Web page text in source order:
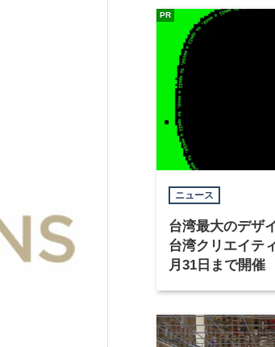
ニュース
台湾最大のデザ
台湾クリエイテ
月31日まで開催
PR